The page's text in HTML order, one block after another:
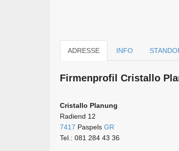
ADRESSE INFO
Firmen­profil Cristallo
Cristallo Planung
Radiend 12
7417 Paspels GR
Tel.: 081 284 43 36